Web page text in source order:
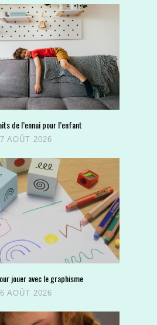
de l’ennui pour l’enfant
7 AOÛT 2026
jouer avec le graphisme
6 AOÛT 2026